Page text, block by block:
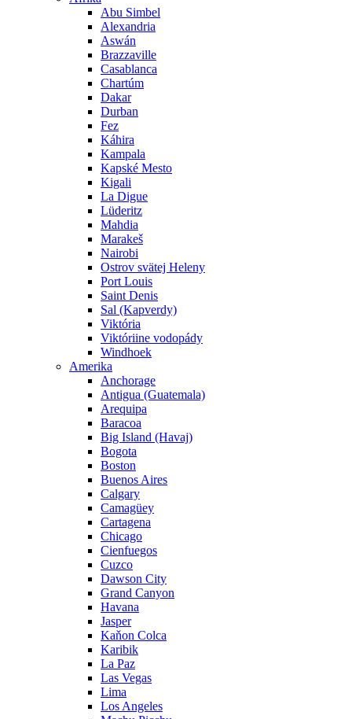
Abu Simbel
Alexandria
Aswán
Brazzaville
Casablanca
Chartúm
Dakar
Durban
Fez
Káhira
Kampala
Kapské Mesto
Kigali
La Digue
Lüderitz
Mahdia
Marakeš
Nairobi
Ostrov svätej Heleny
Port Louis
Saint Denis
Sal (Kapverdy)
Viktória
Viktóriine vodopády
Windhoek
Amerika
Anchorage
Antigua (Guatemala)
Arequipa
Baracoa
Big Island (Havaj)
Bogota
Boston
Buenos Aires
Calgary
Camagüey
Cartagena
Chicago
Cienfuegos
Cuzco
Dawson City
Grand Canyon
Havana
Jasper
Kaňon Colca
Karibik
La Paz
Las Vegas
Lima
Los Angeles